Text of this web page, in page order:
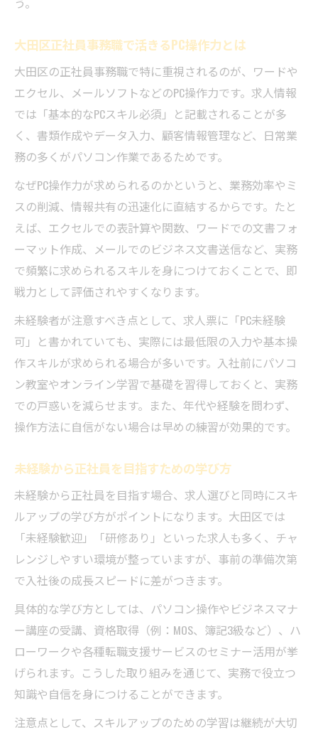
家事や育児と両立しやすい正社員求人の探
し方
女性が長く働ける正社員職場の特徴とは
正社員で叶う土日祝休みの働き方メリット
女性が長く活躍できる正社員のスキル条件
女性向け正社員求人が重視するスキルとは
長く働ける正社員職場選びのチェックポイ
ント
育休や産休制度が充実した正社員求人の探
し方
キャリアアップを支える正社員スキルの磨
き方
中途採用でも歓迎される正社員の条件整理
大田区正社員事務職で活きるPC操作力とは
大田区の正社員事務職で特に重視されるのが、ワードや
エクセル、メールソフトなどのPC操作力です。求人情報
では「基本的なPCスキル必須」と記載されることが多
く、書類作成やデータ入力、顧客情報管理など、日常業
務の多くがパソコン作業であるためです。
なぜPC操作力が求められるのかというと、業務効率やミ
スの削減、情報共有の迅速化に直結するからです。たと
えば、エクセルでの表計算や関数、ワードでの文書フォ
ーマット作成、メールでのビジネス文書送信など、実務
で頻繁に求められるスキルを身につけておくことで、即
戦力として評価されやすくなります。
未経験者が注意すべき点として、求人票に「PC未経験
可」と書かれていても、実際には最低限の入力や基本操
作スキルが求められる場合が多いです。入社前にパソコ
ン教室やオンライン学習で基礎を習得しておくと、実務
での戸惑いを減らせます。また、年代や経験を問わず、
操作方法に自信がない場合は早めの練習が効果的です。
未経験から正社員を目指すための学び方
未経験から正社員を目指す場合、求人選びと同時にスキ
ルアップの学び方がポイントになります。大田区では
「未経験歓迎」「研修あり」といった求人も多く、チャ
レンジしやすい環境が整っていますが、事前の準備次第
で入社後の成長スピードに差がつきます。
具体的な学び方としては、パソコン操作やビジネスマナ
ー講座の受講、資格取得（例：MOS、簿記3級など）、ハ
ローワークや各種転職支援サービスのセミナー活用が挙
げられます。こうした取り組みを通じて、実務で役立つ
知識や自信を身につけることができます。
注意点として、スキルアップのための学習は継続が大切